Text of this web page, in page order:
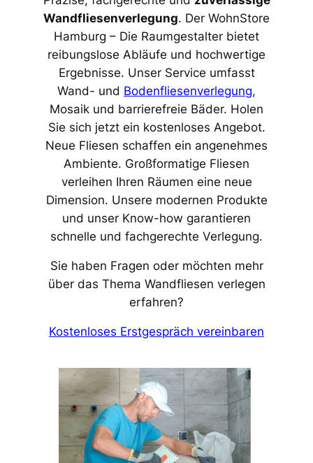
Wandfliesenverlegung. Der WohnStore
Hamburg – Die Raumgestalter bietet
reibungslose Abläufe und hochwertige
Ergebnisse. Unser Service umfasst
Wand- und Bodenfliesenverlegung,
Mosaik und barrierefreie Bäder. Holen
Sie sich jetzt ein kostenloses Angebot.
Neue Fliesen schaffen ein angenehmes
Ambiente. Großformatige Fliesen
verleihen Ihren Räumen eine neue
Dimension. Unsere modernen Produkte
und unser Know-how garantieren
schnelle und fachgerechte Verlegung.
Sie haben Fragen oder möchten mehr
über das Thema Wandfliesen verlegen
erfahren?
Kostenloses Erstgespräch vereinbaren